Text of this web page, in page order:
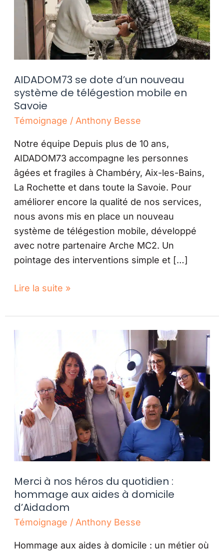
AIDADOM73 se dote d’un nouveau
système de télégestion mobile en
Savoie
Témoignage / Anthony Besse
Notre équipe Depuis plus de 10 ans,
AIDADOM73 accompagne les personnes
âgées et fragiles à Chambéry, Aix-les-Bains,
La Rochette et dans toute la Savoie. Pour
améliorer encore la qualité de nos services,
nous avons mis en place un nouveau
système de télégestion mobile, développé
avec notre partenaire Arche MC2. Un
pointage des interventions simple et […]
système
télégestion
mobile
Savoie
Lire la suite »
Merci à nos héros du quotidien :
hommage aux aides à domicile
d’Aidadom
Témoignage / Anthony Besse
Hommage aux aides à domicile : un métier où
Merci
héros
quotidien
hommage
aux
à
domicile
d’Aidadom